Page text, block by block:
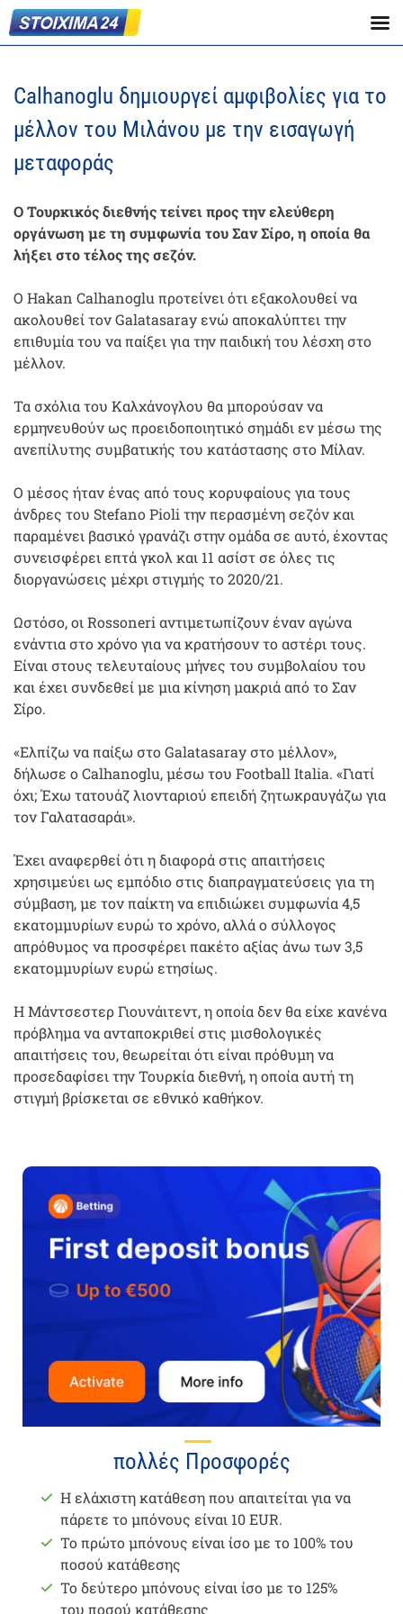
Calhanoglu δημιουργεί αμφιβολίες για το
μέλλον του Μιλάνου με την εισαγωγή
μεταφοράς
Ο Τουρκικός διεθνής τείνει προς την ελεύθερη
οργάνωση με τη συμφωνία του Σαν Σίρο, η οποία θα
λήξει στο τέλος της σεζόν.
Ο Hakan Calhanoglu προτείνει ότι εξακολουθεί να
ακολουθεί τον Galatasaray ενώ αποκαλύπτει την
επιθυμία του να παίξει για την παιδική του λέσχη στο
μέλλον.
Τα σχόλια του Καλχάνογλου θα μπορούσαν να
ερμηνευθούν ως προειδοποιητικό σημάδι εν μέσω της
ανεπίλυτης συμβατικής του κατάστασης στο Μίλαν.
Ο μέσος ήταν ένας από τους κορυφαίους για τους
άνδρες του Stefano Pioli την περασμένη σεζόν και
παραμένει βασικό γρανάζι στην ομάδα σε αυτό, έχοντας
συνεισφέρει επτά γκολ και 11 ασίστ σε όλες τις
διοργανώσεις μέχρι στιγμής το 2020/21.
Ωστόσο, οι Rossoneri αντιμετωπίζουν έναν αγώνα
ενάντια στο χρόνο για να κρατήσουν το αστέρι τους.
Είναι στους τελευταίους μήνες του συμβολαίου του
και έχει συνδεθεί με μια κίνηση μακριά από το Σαν
Σίρο.
«Ελπίζω να παίξω στο Galatasaray στο μέλλον»,
δήλωσε ο Calhanoglu, μέσω του Football Italia. «Γιατί
όχι; Έχω τατουάζ λιονταριού επειδή ζητωκραυγάζω για
τον Γαλατασαράι».
Έχει αναφερθεί ότι η διαφορά στις απαιτήσεις
χρησιμεύει ως εμπόδιο στις διαπραγματεύσεις για τη
σύμβαση, με τον παίκτη να επιδιώκει συμφωνία 4,5
εκατομμυρίων ευρώ το χρόνο, αλλά ο σύλλογος
απρόθυμος να προσφέρει πακέτο αξίας άνω των 3,5
εκατομμυρίων ευρώ ετησίως.
Η Μάντσεστερ Γιουνάιτεντ, η οποία δεν θα είχε κανένα
πρόβλημα να ανταποκριθεί στις μισθολογικές
απαιτήσεις του, θεωρείται ότι είναι πρόθυμη να
προσεδαφίσει την Τουρκία διεθνή, η οποία αυτή τη
στιγμή βρίσκεται σε εθνικό καθήκον.
πολλές Προσφορές
Η ελάχιστη κατάθεση που απαιτείται για να
πάρετε το μπόνους είναι 10 EUR.
Το πρώτο μπόνους είναι ίσο με το 100% του
ποσού κατάθεσης
Το δεύτερο μπόνους είναι ίσο με το 125%
του ποσού κατάθεσης